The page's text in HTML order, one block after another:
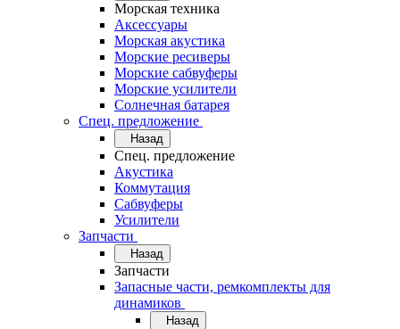
Морская техника
Аксессуары
Морская акустика
Морские ресиверы
Морские сабвуферы
Морские усилители
Солнечная батарея
Спец. предложение
Назад
Спец. предложение
Акустика
Коммутация
Сабвуферы
Усилители
Запчасти
Назад
Запчасти
Запасные части, ремкомплекты для
динамиков
Назад